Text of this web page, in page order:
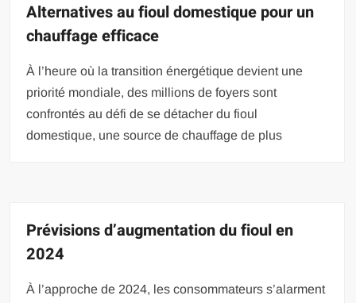
Alternatives au fioul domestique pour un
chauffage efficace
À l’heure où la transition énergétique devient une
priorité mondiale, des millions de foyers sont
confrontés au défi de se détacher du fioul
domestique, une source de chauffage de plus
Prévisions d’augmentation du fioul en
2024
À l’approche de 2024, les consommateurs s’alarment